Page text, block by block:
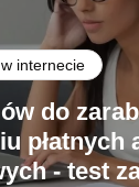
internecie
do
płatnych
- test